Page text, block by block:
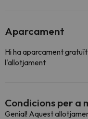
Aparcament
Hi ha aparcament
l'allotjament
Condicions per a
Genial! Aquest